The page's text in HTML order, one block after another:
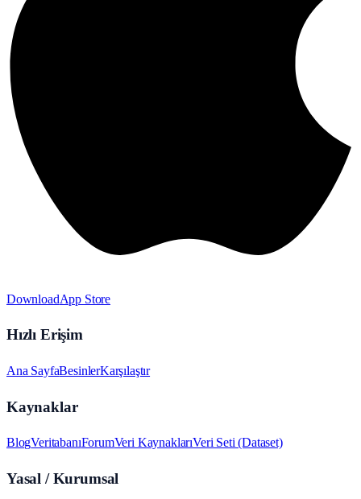
DownloadApp Store
Hızlı Erişim
Ana SayfaBesinlerKarşılaştır
Kaynaklar
BlogVeritabanıForumVeri KaynaklarıVeri Seti (Dataset)
Yasal / Kurumsal